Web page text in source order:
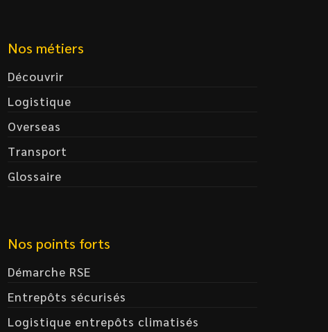
Nos métiers
Découvrir
Logistique
Overseas
Transport
Glossaire
Nos points forts
Démarche RSE
Entrepôts sécurisés
Logistique entrepôts climatisés